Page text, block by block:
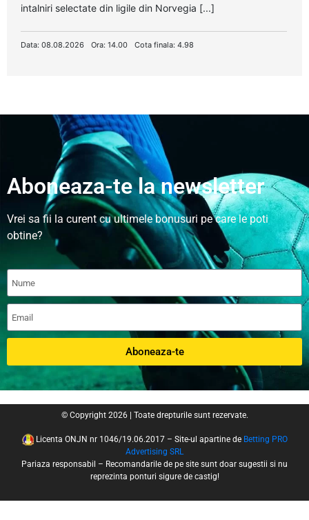
intalniri selectate din ligile din Norvegia [...]
Data: 08.08.2026 Ora: 14.00 Cota finala: 4.98
Aboneaza-te la newsletter
Vrei sa fii la curent cu ultimele bonusuri pe care le poti
obtine?
Aboneaza-te
© Copyright 2026 | Toate drepturile sunt rezervate.
Licenta ONJN nr 1046/19.06.2017 – Site-ul apartine de Betting PRO
Advertising SRL
Pariaza responsabil – Recomandarile de pe site sunt doar sugestii si nu
reprezinta ponturi sigure de castig!